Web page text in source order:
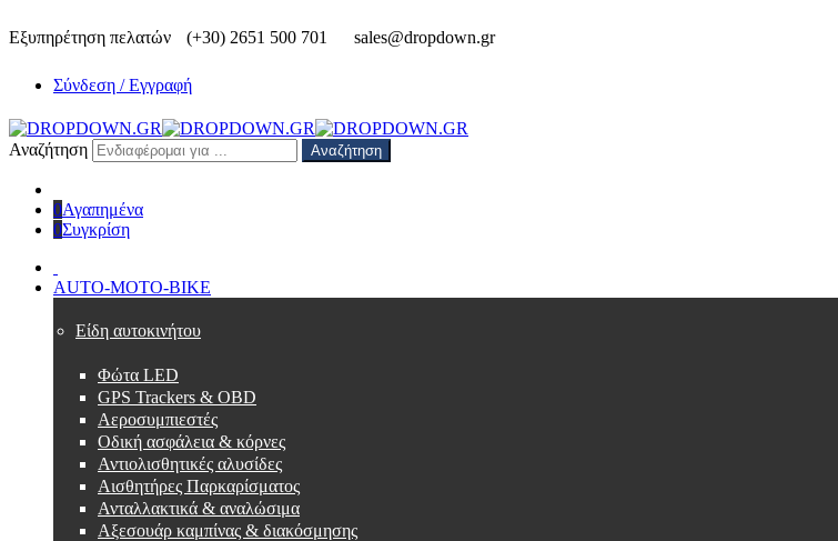
Εξυπηρέτηση πελατών (+30) 2651 500 701 sales@dropdown.gr
Σύνδεση / Εγγραφή
Αναζήτηση Αναζήτηση
0Αγαπημένα
0Συγκρίση
AUTO-MOTO-BIKE
Είδη αυτοκινήτου
Φώτα LED
GPS Trackers & OBD
Αεροσυμπιεστές
Οδική ασφάλεια & κόρνες
Αντιολισθητικές αλυσίδες
Αισθητήρες Παρκαρίσματος
Ανταλλακτικά & αναλώσιμα
Αξεσουάρ καμπίνας & διακόσμησης